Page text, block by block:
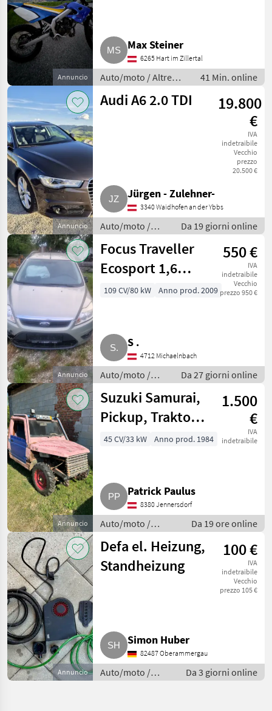
Annuncio
Max Steiner
6265 Hart im Zillertal
Auto/moto / Altre
auto e moto
41 Min. online
Annuncio
Audi A6 2.0 TDI
19.800
€
IVA
indetraibile
Vecchio
prezzo
20.500 €
Jürgen - Zulehner-
3340 Waidhofen an der Ybbs
Auto/moto /
Familiari
Da 19 giorni online
Annuncio
Focus Traveller
Ecosport 1,6
TDCi DPF
550 €
IVA
indetraibile
Vecchio
prezzo 950 €
109 CV/80 kW Anno prod. 2009
S .
4712 Michaelnbach
Auto/moto /
Berline
Da 27 giorni online
Annuncio
Suzuki Samurai,
Pickup, Traktor,
Buggy,
1.500
€
IVA
indetraibile
45 CV/33 kW Anno prod. 1984
Patrick Paulus
8380 Jennersdorf
Auto/moto /
Fuoristrada
Da 19 ore online
Annuncio
Defa el. Heizung,
Standheizung
100 €
IVA
indetraibile
Vecchio
prezzo 105 €
Simon Huber
82487 Oberammergau
Auto/moto /
Ricambi
Da 3 giorni online